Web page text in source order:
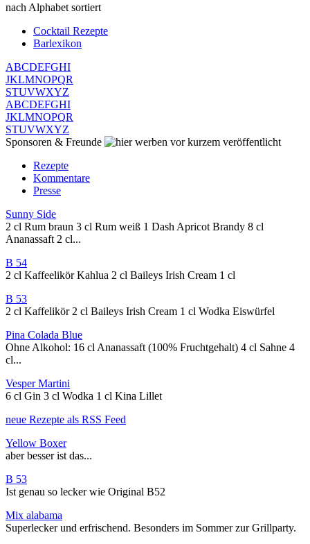
nach Alphabet sortiert
Cocktail Rezepte
Barlexikon
ABCDEFGHI
JKLMNOPQR
STUVWXYZ
ABCDEFGHI
JKLMNOPQR
STUVWXYZ
Sponsoren & Freunde
vor kurzem veröffentlicht
Rezepte
Kommentare
Presse
Sunny Side
2 cl Rum braun 3 cl Rum weiß 1 Dash Apricot Brandy 8 cl
Ananassaft 2 cl...
B 54
2 cl Kaffeelikör Kahlua 2 cl Baileys Irish Cream 1 cl
B 53
2 cl Kaffelikör 2 cl Baileys Irish Cream 1 cl Wodka Eiswürfel
Pina Colada Blue
Ohne Alkohol: 16 cl Ananassaft (100% Fruchtgehalt) 4 cl Sahne 4
cl...
Vesper Martini
6 cl Gin 3 cl Wodka 1 cl Kina Lillet
neue Rezepte als RSS Feed
Yellow Boxer
aber besser ist das...
B 53
Ist genau so lecker wie Original B52
Mix alabama
Superlecker und erfrischend. Besonders im Sommer zur Grillparty.